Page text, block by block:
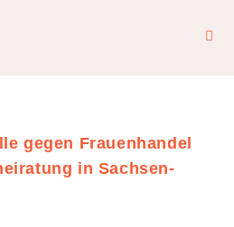
gegen Frauenhandel
in Sachsen-